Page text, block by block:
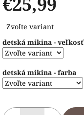
cena:
Zvoľte variant
detská mikina - veľkosť
detská mikina - farba